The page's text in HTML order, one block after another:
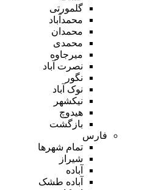
گلمورتی
محمدآباد
محمدان
محمدی
میرجاوه
نصرت آباد
نگور
نوک آباد
نیکشهر
هیدوچ
بازگشت
فارس
تمام شهر‌ها
شیراز
آباده
آباده طشک